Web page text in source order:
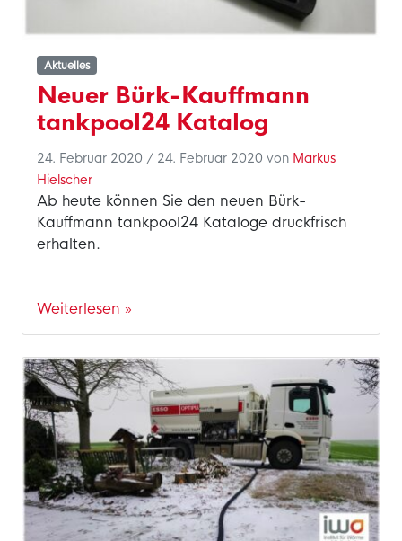
Aktuelles
Neuer Bürk-Kauffmann
tankpool24 Katalog
24. Februar 2020 / 24. Februar 2020 von Markus
Hielscher
Ab heute können Sie den neuen Bürk-
Kauffmann tankpool24 Kataloge druckfrisch
erhalten.
Weiterlesen »